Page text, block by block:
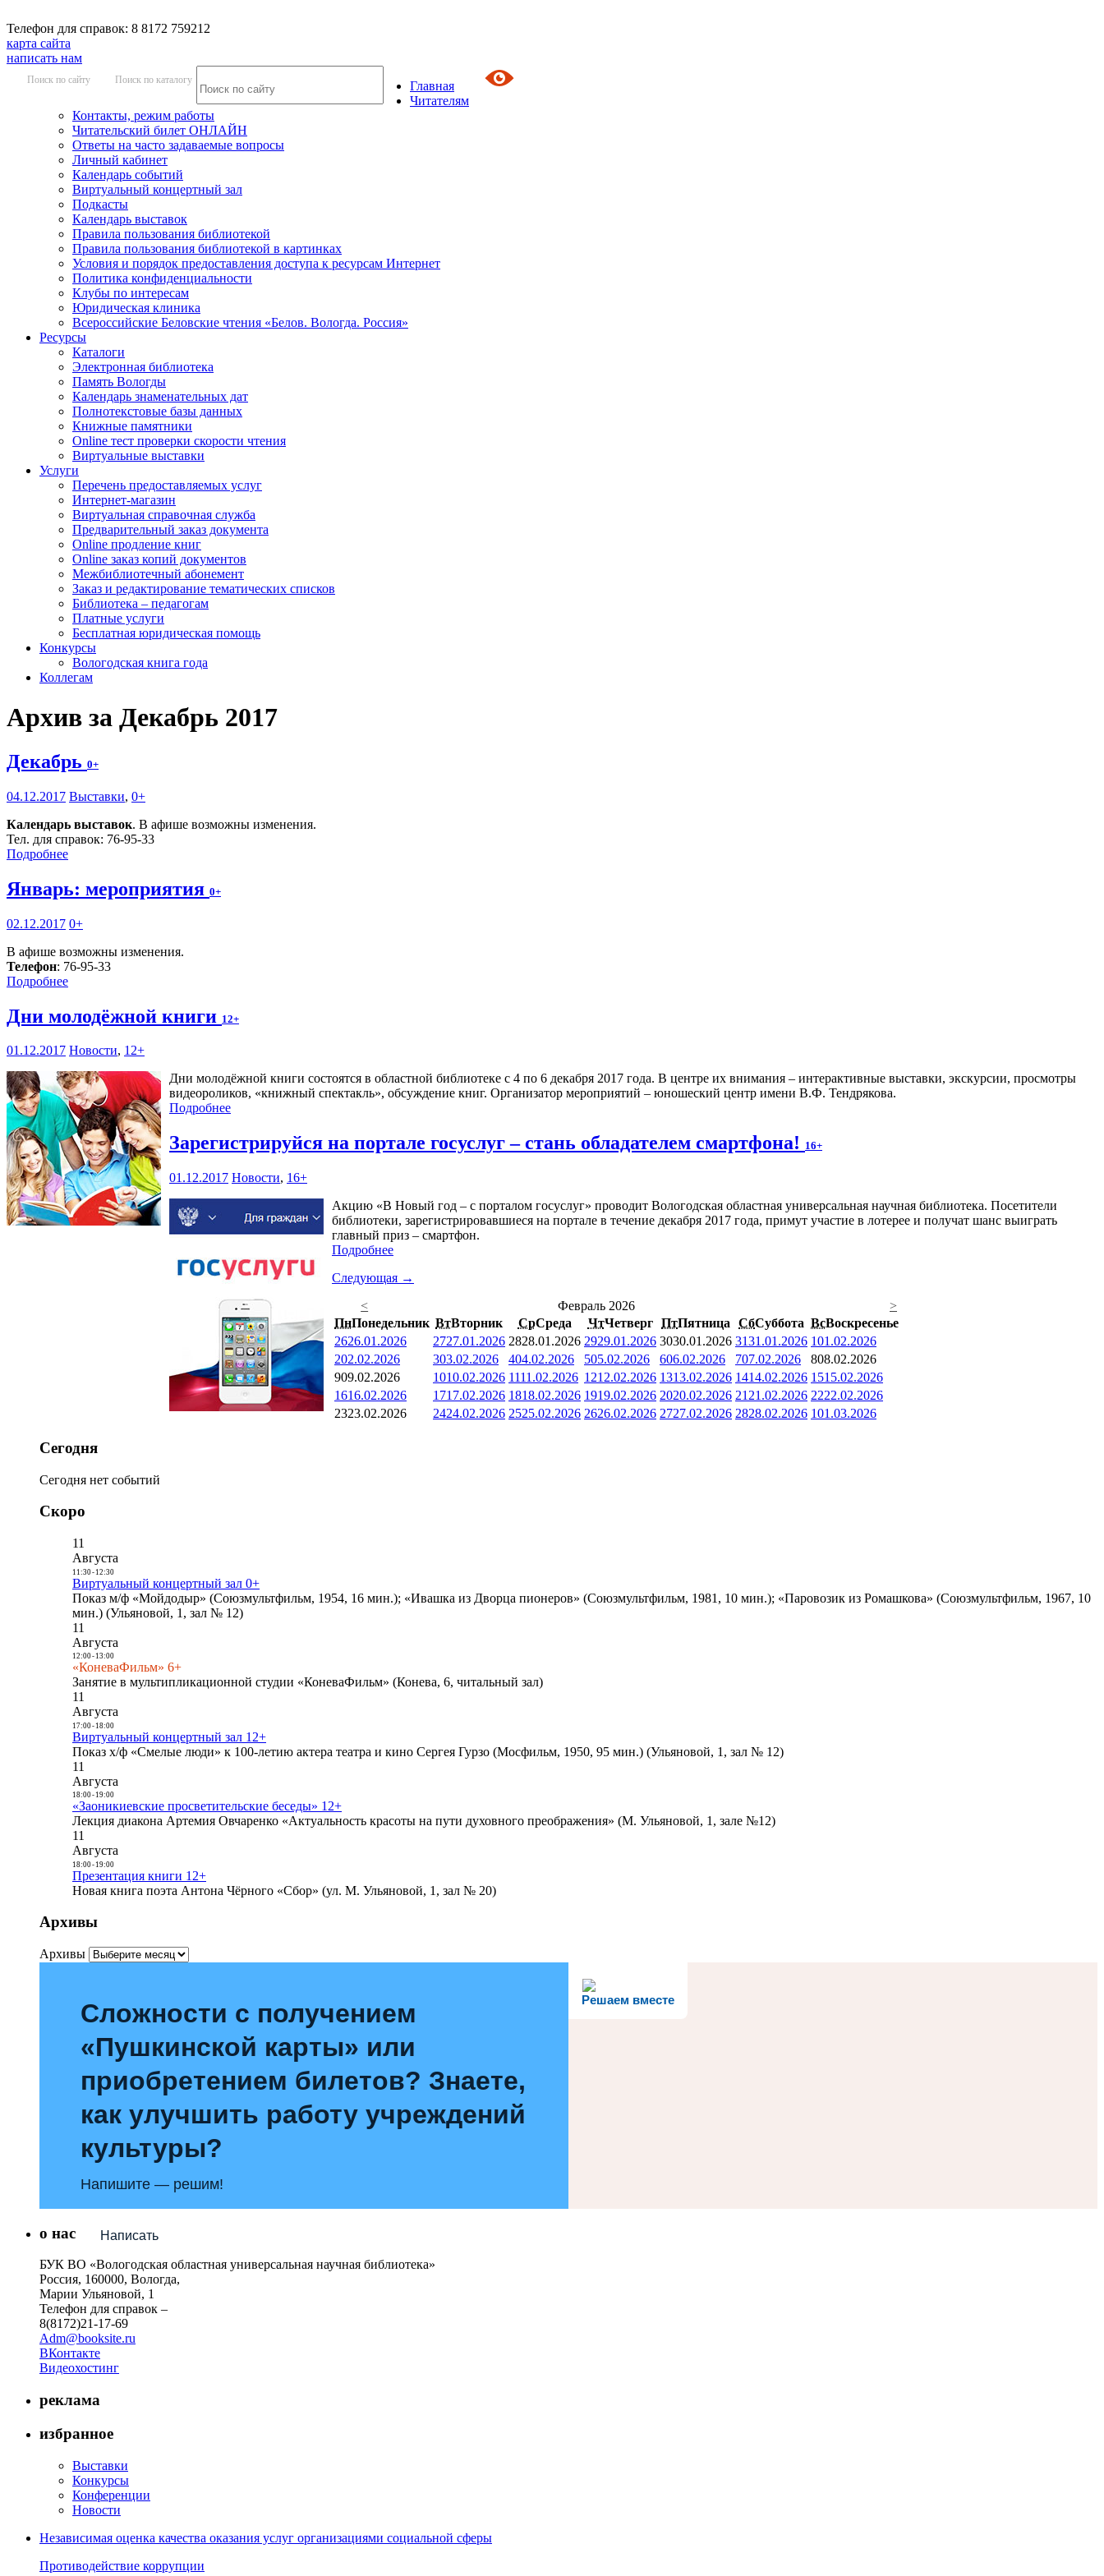
Телефон для справок: 8 8172 759212
карта сайта
написать нам
Поиск по сайту Поиск по каталогу
Главная
Читателям
Контакты, режим работы
Читательский билет ОНЛАЙН
Ответы на часто задаваемые вопросы
Личный кабинет
Календарь событий
Виртуальный концертный зал
Подкасты
Календарь выставок
Правила пользования библиотекой
Правила пользования библиотекой в картинках
Условия и порядок предоставления доступа к ресурсам Интернет
Политика конфиденциальности
Клубы по интересам
Юридическая клиника
Всероссийские Беловские чтения «Белов. Вологда. Россия»
Ресурсы
Каталоги
Электронная библиотека
Память Вологды
Календарь знаменательных дат
Полнотекстовые базы данных
Книжные памятники
Online тест проверки скорости чтения
Виртуальные выставки
Услуги
Перечень предоставляемых услуг
Интернет-магазин
Виртуальная справочная служба
Предварительный заказ документа
Online продление книг
Online заказ копий документов
Межбиблиотечный абонемент
Заказ и редактирование тематических списков
Библиотека – педагогам
Платные услуги
Бесплатная юридическая помощь
Конкурсы
Вологодская книга года
Коллегам
Архив за Декабрь 2017
Декабрь 0+
04.12.2017 Выставки, 0+
Календарь выставок. В афише возможны изменения.
Тел. для справок: 76-95-33
Подробнее
Январь: мероприятия 0+
02.12.2017 0+
В афише возможны изменения.
Телефон: 76-95-33
Подробнее
Дни молодёжной книги 12+
01.12.2017 Новости, 12+
Дни молодёжной книги состоятся в областной библиотеке с 4 по 6 декабря 2017 года. В центре их внимания – интерактивные выставки, экскурсии, просмотры
видеороликов, «книжный спектакль», обсуждение книг. Организатор мероприятий – юношеский центр имени В.Ф. Тендрякова.
Подробнее
Зарегистрируйся на портале госуслуг – стань обладателем смартфона! 16+
01.12.2017 Новости, 16+
Акцию «В Новый год – с порталом госуслуг» проводит Вологодская областная универсальная научная библиотека. Посетители
библиотеки, зарегистрировавшиеся на портале в течение декабря 2017 года, примут участие в лотерее и получат шанс выиграть
главный приз – смартфон.
Подробнее
Следующая →
<
Февраль 2026
>
ПнПонедельник ВтВторник СрСреда ЧтЧетверг ПтПятница СбСуббота ВсВоскресенье
2626.01.2026 2727.01.2026 2828.01.2026 2929.01.2026 3030.01.2026 3131.01.2026 101.02.2026
202.02.2026 303.02.2026 404.02.2026 505.02.2026 606.02.2026 707.02.2026 808.02.2026
909.02.2026 1010.02.2026 1111.02.2026 1212.02.2026 1313.02.2026 1414.02.2026 1515.02.2026
1616.02.2026 1717.02.2026 1818.02.2026 1919.02.2026 2020.02.2026 21 21.02.2026 2222.02.2026
2323.02.2026 2424.02.2026 2525.02.2026 2626.02.2026 2727.02.2026 2828.02.2026 101.03.2026
Сегодня
Сегодня нет событий
Скоро
11
Августа
11:30- 12:30
Виртуальный концертный зал 0+
Показ м/ф «Мойдодыр» (Союзмультфильм, 1954, 16 мин.); «Ивашка из Дворца пионеров» (Союзмультфильм, 1981, 10 мин.); «Паровозик из Ромашкова» (Союзмультфильм, 1967, 10
мин.) (Ульяновой, 1, зал № 12)
11
Августа
12:00- 13:00
«КоневаФильм» 6+
Занятие в мультипликационной студии «КоневаФильм» (Конева, 6, читальный зал)
11
Августа
17:00- 18:00
Виртуальный концертный зал 12+
Показ х/ф «Смелые люди» к 100-летию актера театра и кино Сергея Гурзо (Мосфильм, 1950, 95 мин.) (Ульяновой, 1, зал № 12)
11
Августа
18:00- 19:00
«Заоникиевские просветительские беседы» 12+
Лекция диакона Артемия Овчаренко «Актуальность красоты на пути духовного преображения» (М. Ульяновой, 1, зале №12)
11
Августа
18:00- 19:00
Презентация книги 12+
Новая книга поэта Антона Чёрного «Сбор» (ул. М. Ульяновой, 1, зал № 20)
Архивы
Архивы
Решаем вместе
Сложности с получением
«Пушкинской карты» или
приобретением билетов? Знаете,
как улучшить работу учреждений
культуры?
Напишите — решим!
Написать
о нас
БУК ВО «Вологодская областная универсальная научная библиотека»
Россия, 160000, Вологда,
Марии Ульяновой, 1
Телефон для справок –
8(8172)21-17-69
Adm@booksite.ru
ВКонтакте
Видеохостинг
реклама
избранное
Выставки
Конкурсы
Конференции
Новости
Независимая оценка качества оказания услуг организациями социальной сферы
Противодействие коррупции